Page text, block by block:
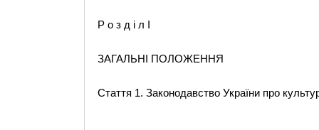
Р о з д і л I
ЗАГАЛЬНІ ПОЛОЖЕННЯ
Стаття 1. Законодавство України про